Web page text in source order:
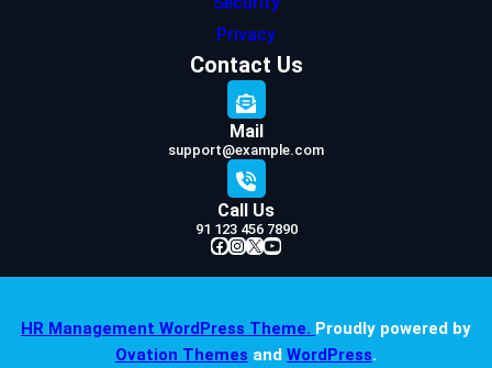
Privacy
Contact Us
Mail
support@example.com
Call Us
91 123 456 7890
Facebook InstagramX YouTube
HR Management WordPress Theme. Proudly powered by
Ovation Themes and WordPress.